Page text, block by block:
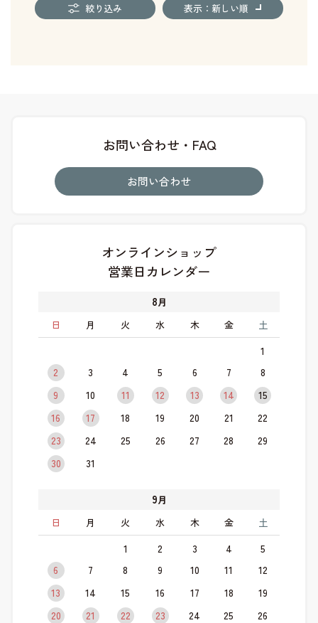
絞り込み 表示：新しい順
お問い合わせ・FAQ
お問い合わせ
オンラインショップ
営業日カレンダー
8月
日
月 火 水 木 金 土
1
2
3 4 5 6 7
8
9
10 11 12 13 14
15
16
17 18 19 20 21
22
23
24 25 26 27 28
29
30
31
9月
日
月 火 水 木 金 土
1 2 3 4
5
6
7 8 9 10 11
12
13
14 15 16 17 18
19
20
21 22 23 24 25
26